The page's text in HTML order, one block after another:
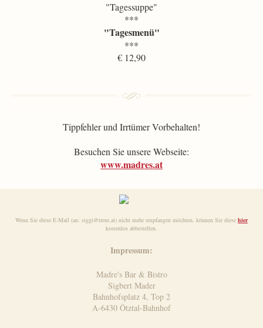
"Tagessuppe"
***
"Tagesmenü"
***
€ 12,90
Tippfehler und Irrtümer Vorbehalten!
Besuchen Sie unsere Webseite:
www.madres.at
Wenn Sie diese E-Mail (an: siggi@trem.at) nicht mehr empfangen möchten, können Sie diese hier
kostenlos abbestellen.
Impressum:
Madre's Bar & Bistro
Sigbert Mader
Bahnhofsplatz 4, Top 2
A-6430 Ötztal-Bahnhof